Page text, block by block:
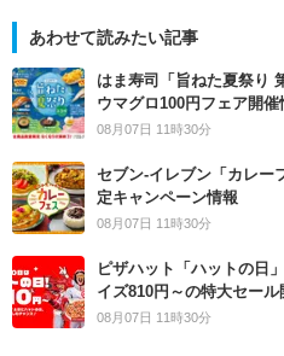
あわせて読みたい記事
はま寿司「旨ねた夏祭り
ウマグロ100円フェア開催
08月07日 11時30分
セブン‐イレブン「カレー
定キャンペーン情報
08月07日 11時30分
ピザハット「ハットの日
イズ810円～の特大セール
08月07日 11時30分